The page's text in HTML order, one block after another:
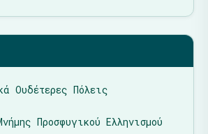
Ουδέτερες Πόλεις
Προσφυγικού Ελληνισμού